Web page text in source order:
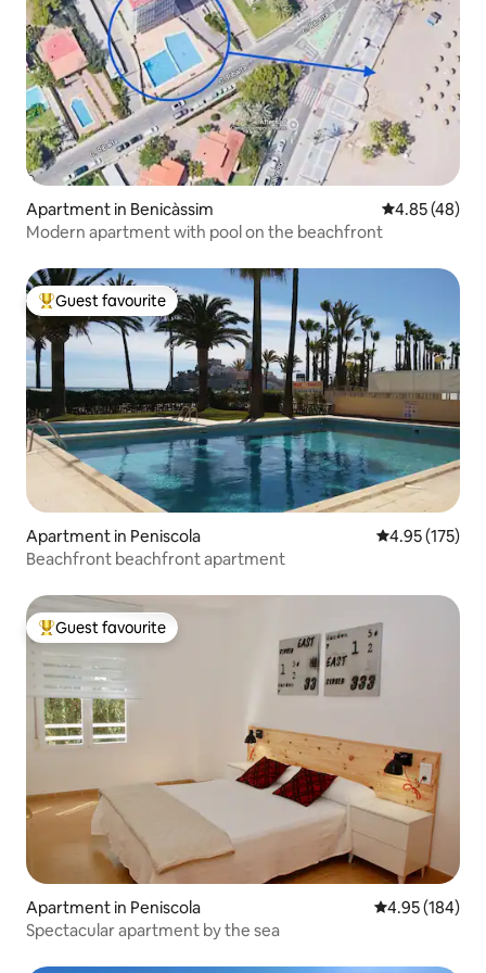
Apartment in Benicàssim 4.85 out of 5
4.85 (48)
Modern apartment with pool on the beachfront
Top guest favourite
Guest favourite
Apartment in Peniscola 4.95 out of 5
4.95 (175)
Beachfront beachfront apartment
Top guest favourite
Guest favourite
Apartment in Peniscola 4.95 out of 5
4.95 (184)
Spectacular apartment by the sea